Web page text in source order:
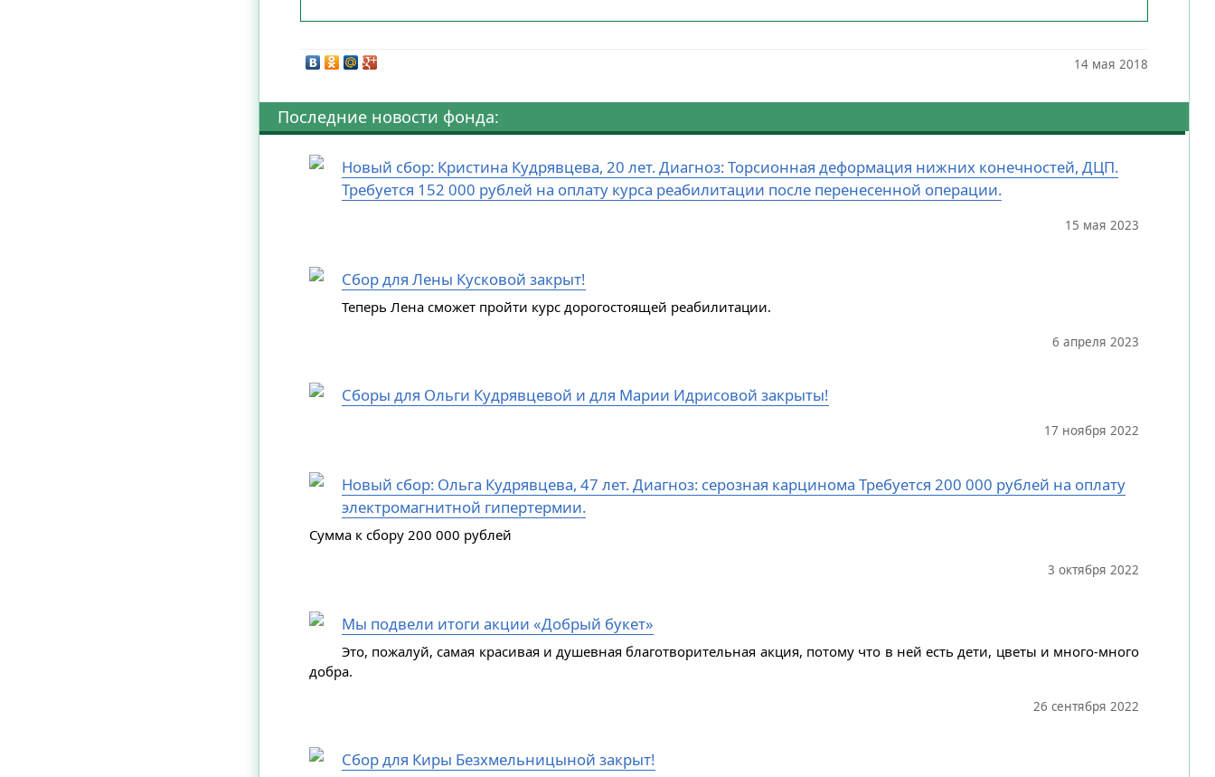
14 мая 2018
Последние новости фонда:
Новый сбор: Кристина Кудрявцева, 20 лет. Диагноз: Торсионная деформация нижних конечностей, ДЦП.
Требуется 152 000 рублей на оплату курса реабилитации после перенесенной операции.
15 мая 2023
Сбор для Лены Кусковой закрыт!
Теперь Лена сможет пройти курс дорогостоящей реабилитации.
6 апреля 2023
Сборы для Ольги Кудрявцевой и для Марии Идрисовой закрыты!
17 ноября 2022
Новый сбор: Ольга Кудрявцева, 47 лет. Диагноз: серозная карцинома Требуется 200 000 рублей на оплату
электромагнитной гипертермии.
Сумма к сбору 200 000 рублей
3 октября 2022
Мы подвели итоги акции «Добрый букет»
Это, пожалуй, самая красивая и душевная благотворительная акция, потому что в ней есть дети, цветы и много-много
добра.
26 сентября 2022
Сбор для Киры Безхмельницыной закрыт!